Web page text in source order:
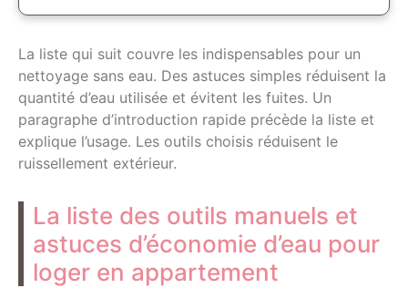
La liste qui suit couvre les indispensables pour un
nettoyage sans eau. Des astuces simples réduisent la
quantité d’eau utilisée et évitent les fuites. Un
paragraphe d’introduction rapide précède la liste et
explique l’usage. Les outils choisis réduisent le
ruissellement extérieur.
La liste des outils manuels et
astuces d’économie d’eau pour
loger en appartement